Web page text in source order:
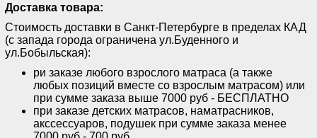
Доставка товара:
Стоимость доставки в Санкт-Петербурге в пределах КАД
(с запада города ограничена ул.Буденного и
ул.Бобыльская):
ри заказе любого взрослого матраса (а также
любых позиций вместе со взрослым матрасом) или
при сумме заказа выше 7000 руб - БЕСПЛАТНО
при заказе детских матрасов, наматрасников,
акссессуаров, подушек при сумме заказа менее